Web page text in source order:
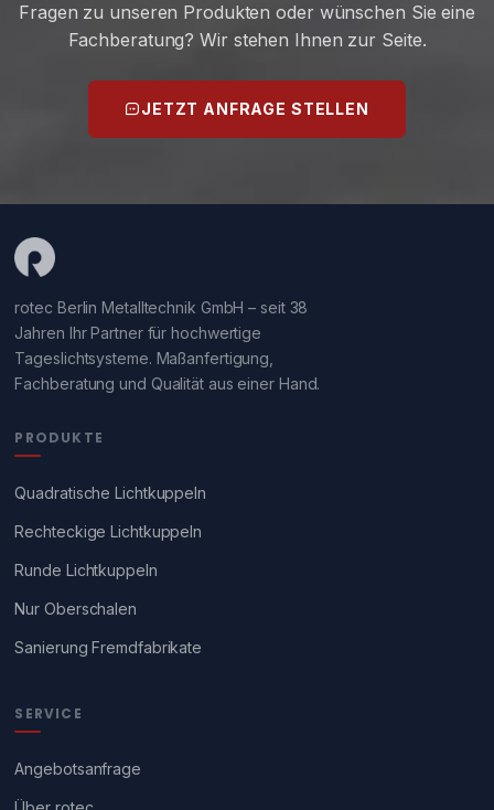
Fragen zu unseren Produkten oder wünschen Sie eine
Fachberatung? Wir stehen Ihnen zur Seite.
JETZT ANFRAGE STELLEN
rotec Berlin Metalltechnik GmbH – seit 38
Jahren Ihr Partner für hochwertige
Tageslichtsysteme. Maßanfertigung,
Fachberatung und Qualität aus einer Hand.
PRODUKTE
Quadratische Lichtkuppeln
Rechteckige Lichtkuppeln
Runde Lichtkuppeln
Nur Oberschalen
Sanierung Fremdfabrikate
SERVICE
Angebotsanfrage